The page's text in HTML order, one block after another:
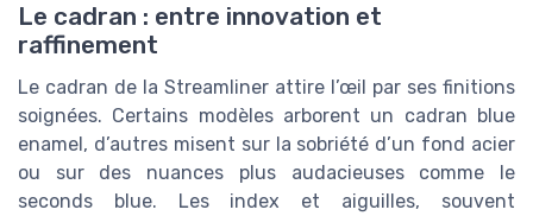
Le cadran : entre innovation et
raffinement
Le cadran de la Streamliner attire l’œil par ses finitions
soignées. Certains modèles arborent un cadran blue
enamel, d’autres misent sur la sobriété d’un fond acier
ou sur des nuances plus audacieuses comme le
seconds blue. Les index et aiguilles, souvent